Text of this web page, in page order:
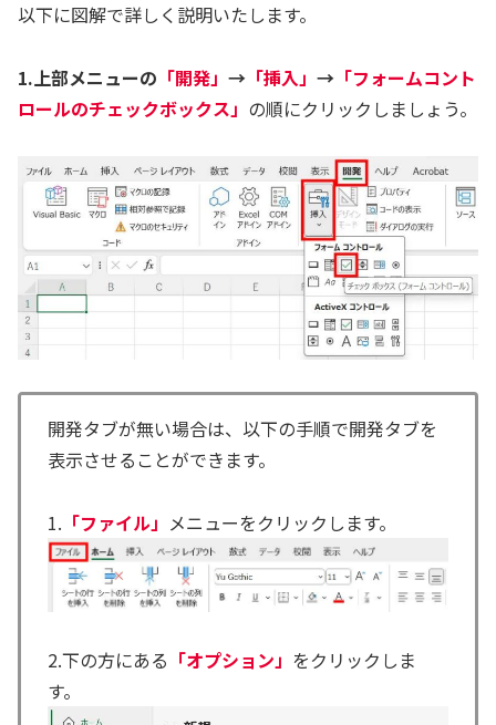
以下に図解で詳しく説明いたします。
1.上部メニューの 「開発」 → 「挿入」 → 「フォームコント
ロールのチェックボックス」 の順にクリックしましょう。
開発タブが無い場合は、以下の手順で開発タブを
表示させることができます。
1. 「ファイル」 メニューをクリックします。
2.下の方にある 「オプション」 をクリックしま
す。